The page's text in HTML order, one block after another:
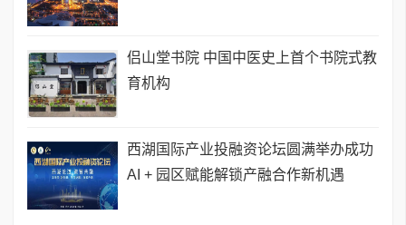
侣山堂书院 中国中医史上首个书院式教
育机构
西湖国际产业投融资论坛圆满举办成功
AI + 园区赋能解锁产融合作新机遇